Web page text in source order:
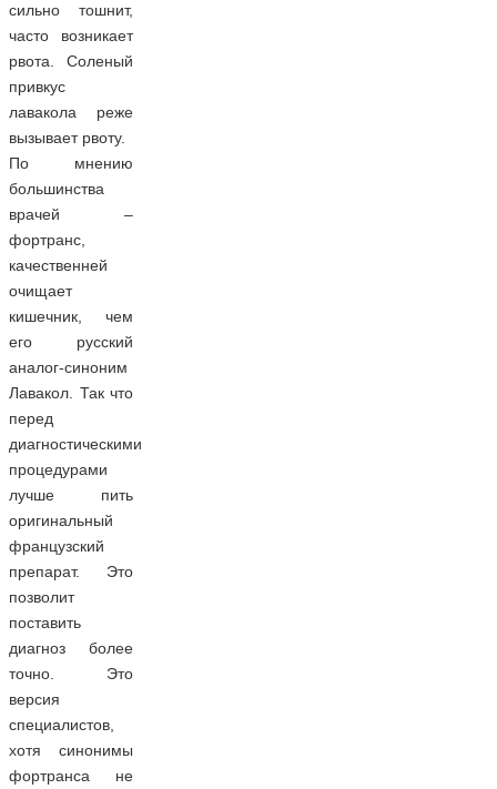
сильно тошнит,
часто возникает
рвота. Соленый
привкус
лавакола реже
вызывает рвоту.
По мнению
большинства
врачей –
фортранс,
качественней
очищает
кишечник, чем
его русский
аналог-синоним
Лавакол. Так что
перед
диагностическими
процедурами
лучше пить
оригинальный
французский
препарат. Это
позволит
поставить
диагноз более
точно. Это
версия
специалистов,
хотя синонимы
фортранса не